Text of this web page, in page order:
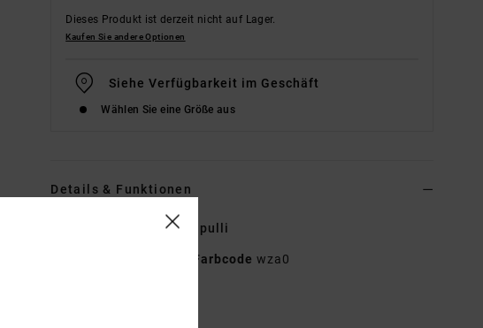
Dieses Produkt ist derzeit nicht auf Lager.
Kaufen Sie andere Optionen
Siehe Verfügbarkeit im Geschäft
Wählen Sie eine Größe aus
Details & Funktionen
Männer Weiss Kapuzenpulli
Farbcode wza0